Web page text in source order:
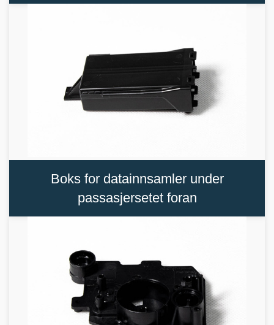
Boks for datainnsamler under
passasjersetet foran